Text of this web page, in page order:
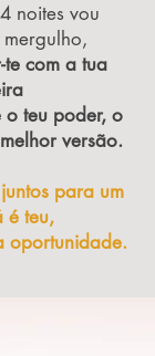
noites vou
te com a tua
o teu poder, o
versão.
para um
é teu,
oportunidade.